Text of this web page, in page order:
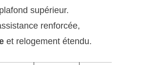
supérieur.
renforcée,
et relogement étendu.